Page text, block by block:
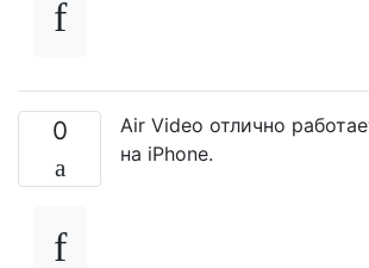
0
Air Video отлично
на iPhone.